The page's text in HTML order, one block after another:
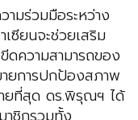
มร่วมมือระหว่าง
ซียนจะช่วยเสริม
ดความสามารถของ
ายการปกป้องสภาพ
ยที่สุด ดร.พิรุณฯ ได้